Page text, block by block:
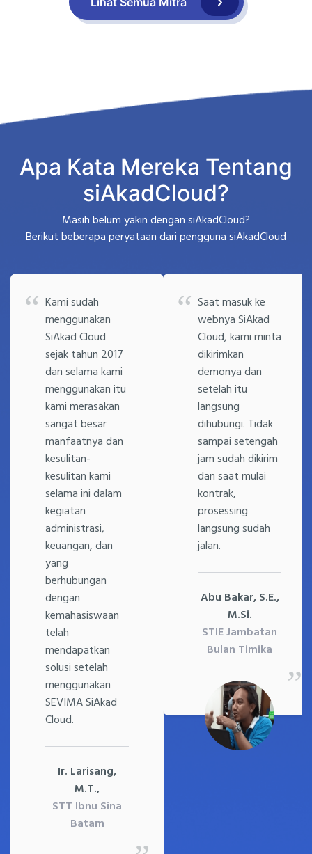
Apa Kata Mereka Tentang
siAkadCloud?
Masih belum yakin dengan siAkadCloud?
Berikut beberapa peryataan dari pengguna siAkadCloud
Kami sudah
menggunakan
SiAkad Cloud
sejak tahun 2017
dan selama kami
menggunakan itu
kami merasakan
sangat besar
manfaatnya dan
kesulitan-
kesulitan kami
selama ini dalam
kegiatan
administrasi,
keuangan, dan
yang
berhubungan
dengan
kemahasiswaan
telah
mendapatkan
solusi setelah
menggunakan
SEVIMA SiAkad
Cloud.
Ir. Larisang,
M.T.,
STT Ibnu Sina
Batam
Saat masuk ke
webnya SiAkad
Cloud, kami minta
dikirimkan
demonya dan
setelah itu
langsung
dihubungi. Tidak
sampai setengah
jam sudah dikirim
dan saat mulai
kontrak,
prosessing
langsung sudah
jalan.
Abu Bakar, S.E.,
M.Si.
STIE Jambatan
Bulan Timika